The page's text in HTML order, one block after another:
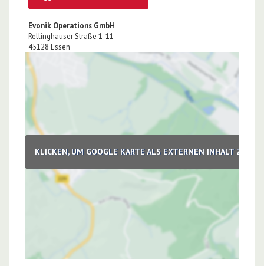
Evonik Operations GmbH
Rellinghauser Straße 1-11
45128 Essen
KLICKEN, UM GOOGLE KARTE ALS EXTERNEN INHALT ZU